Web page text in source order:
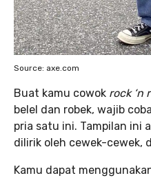
Source: axe.com
Buat kamu cowok rock ‘n
belel dan robek, wajib
pria satu ini. Tampilan ini
dilirik oleh cewek-cewek,
Kamu dapat